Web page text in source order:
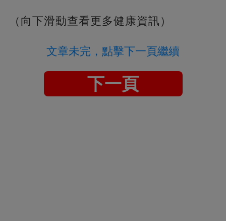
（向下滑動查看更多健康資訊）
文章未完，點擊下一頁繼續
下一頁